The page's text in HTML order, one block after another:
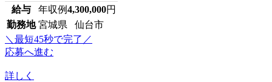
給与 年収例4,300,000円
勤務地 宮城県 仙台市
＼最短45秒で完了／
応募へ進む
詳しく